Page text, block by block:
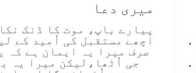
میری دعا
پیارے باپ، موت کا ڈنک
اچھے مستقبل کی اُمید کے
صرف میرا یہ ایمان ہے کہ
جی اُٹھا،لیکن میرا یہ